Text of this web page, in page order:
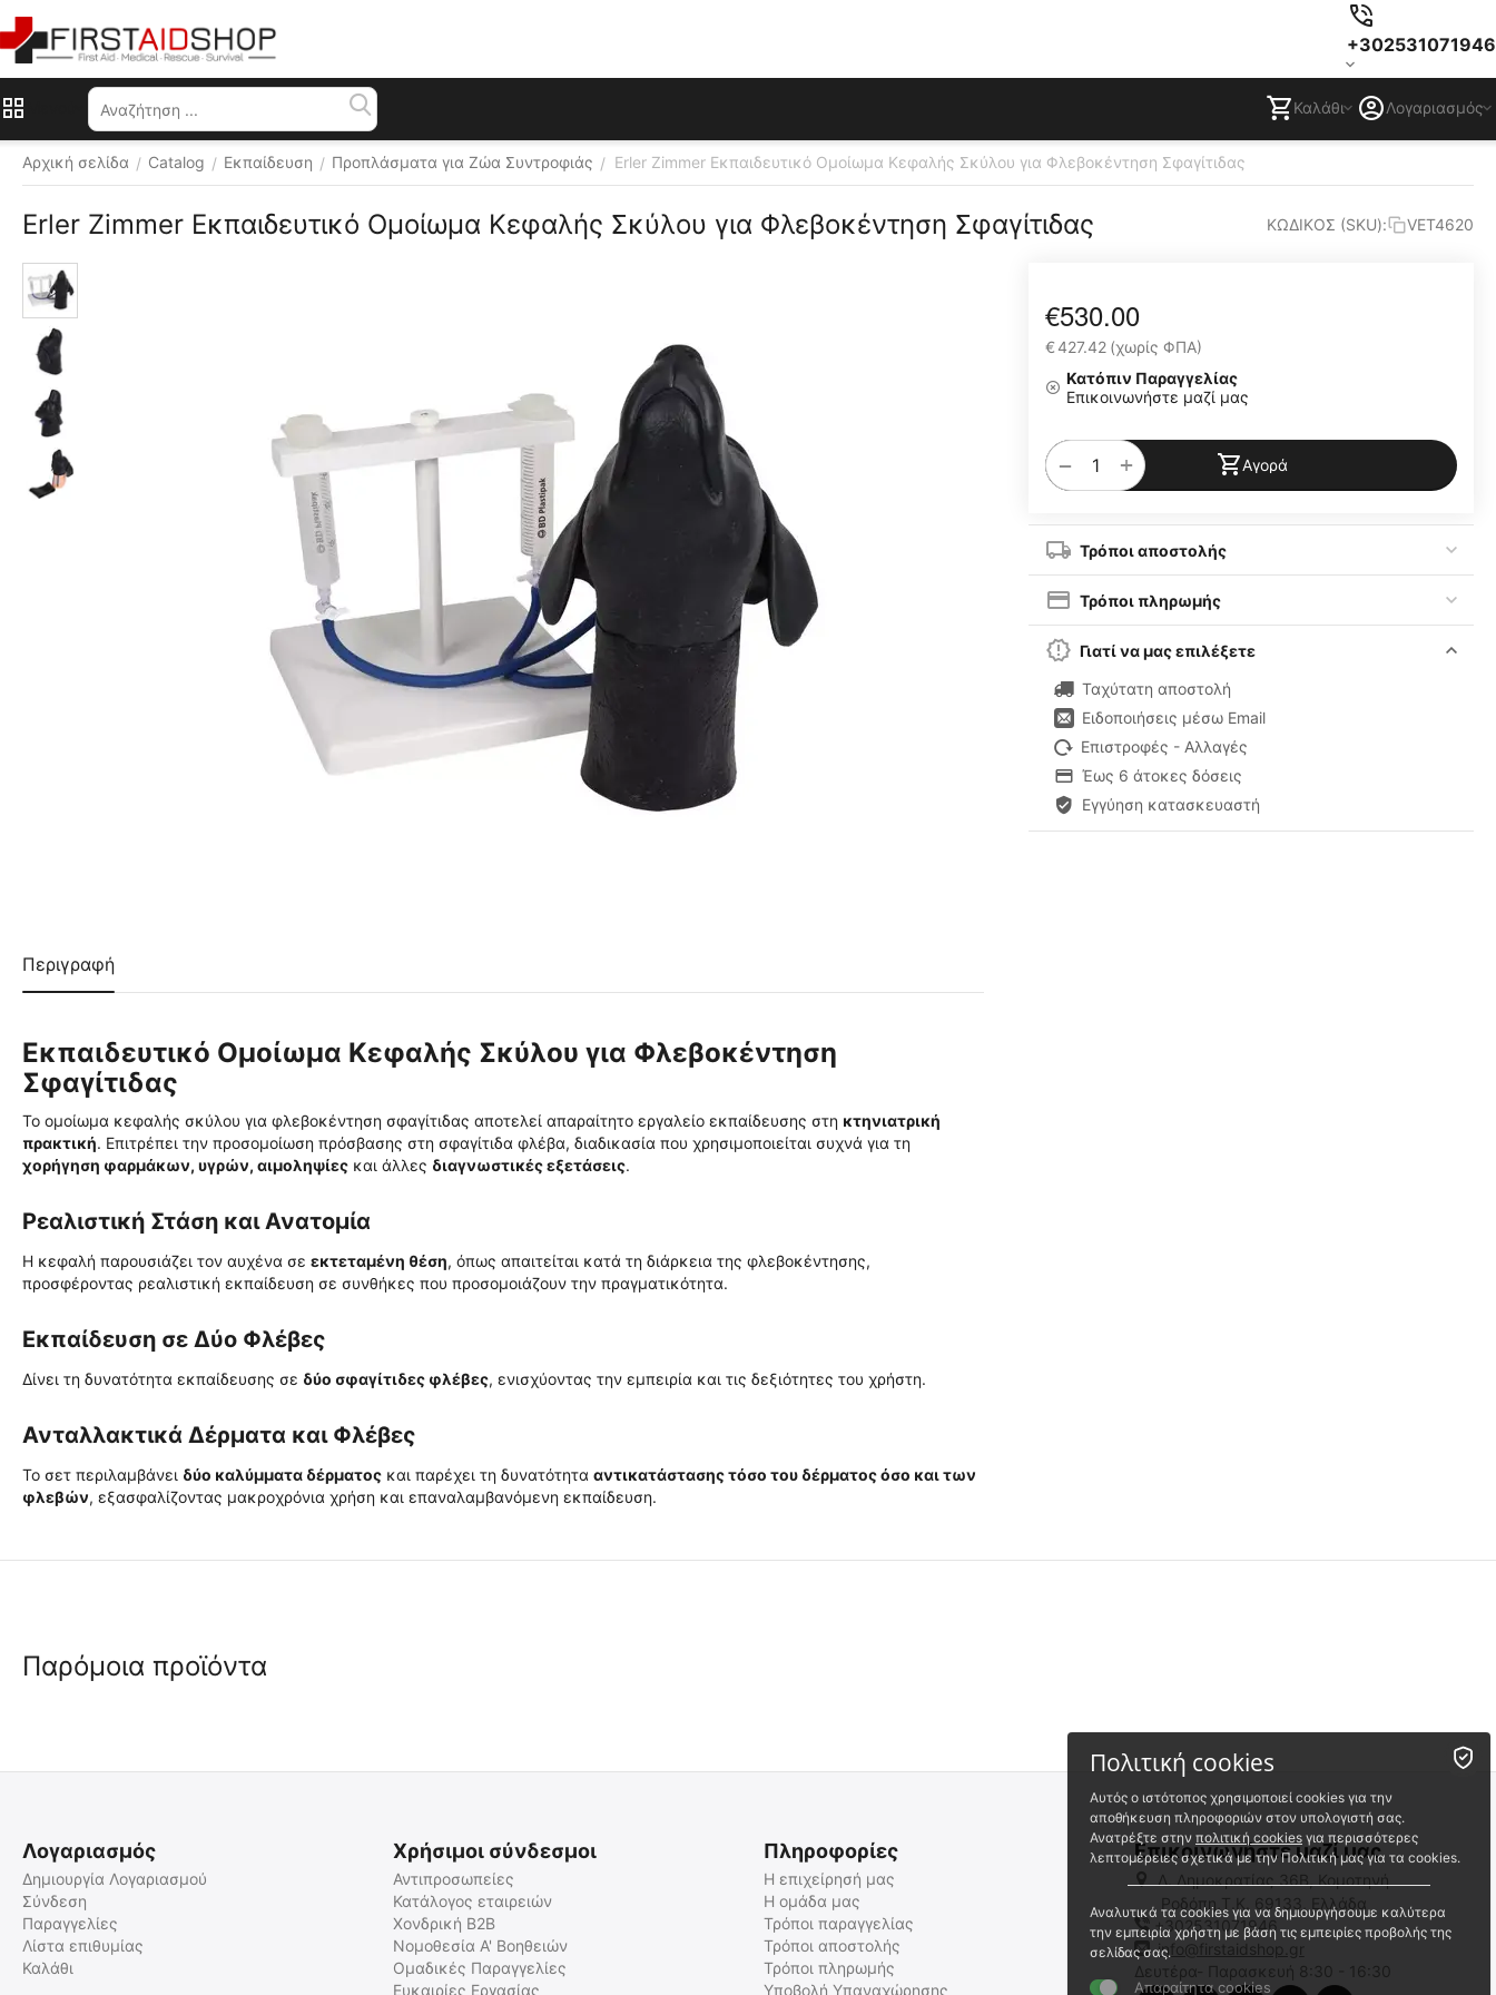
+302531071946
Καλάθι Λογαριασμός
Αρχική σελίδα / Catalog / Εκπαίδευση / Προπλάσματα για Ζώα Συντροφιάς / Erler Zimmer Εκπαιδευτικό Ομοίωμα Κεφαλής Σκύλου για Φλεβοκέντηση Σφαγίτιδας
Erler Zimmer Εκπαιδευτικό Ομοίωμα Κεφαλής Σκύλου για Φλεβοκέντηση Σφαγίτιδας ΚΩΔΙΚΟΣ (SKU): VET4620
⛟
Δωρεάν
αποστολή
€530.00
€427.42 (χωρίς ΦΠΑ)
Κατόπιν Παραγγελίας
Επικοινωνήστε μαζί μας
+
− Αγορά
Τρόποι αποστολής
Τρόποι πληρωμής
Γιατί να μας επιλέξετε
Ταχύτατη αποστολή
Ειδοποιήσεις μέσω Email
Επιστροφές - Αλλαγές
Έως 6 άτοκες δόσεις
Εγγύηση κατασκευαστή
Περιγραφή
Εκπαιδευτικό Ομοίωμα Κεφαλής Σκύλου για Φλεβοκέντηση
Σφαγίτιδας
Το ομοίωμα κεφαλής σκύλου για φλεβοκέντηση σφαγίτιδας αποτελεί απαραίτητο εργαλείο εκπαίδευσης στη κτηνιατρική
πρακτική. Επιτρέπει την προσομοίωση πρόσβασης στη σφαγίτιδα φλέβα, διαδικασία που χρησιμοποιείται συχνά για τη
χορήγηση φαρμάκων, υγρών, αιμοληψίες και άλλες διαγνωστικές εξετάσεις.
Ρεαλιστική Στάση και Ανατομία
Η κεφαλή παρουσιάζει τον αυχένα σε εκτεταμένη θέση, όπως απαιτείται κατά τη διάρκεια της φλεβοκέντησης,
προσφέροντας ρεαλιστική εκπαίδευση σε συνθήκες που προσομοιάζουν την πραγματικότητα.
Εκπαίδευση σε Δύο Φλέβες
Δίνει τη δυνατότητα εκπαίδευσης σε δύο σφαγίτιδες φλέβες, ενισχύοντας την εμπειρία και τις δεξιότητες του χρήστη.
Ανταλλακτικά Δέρματα και Φλέβες
Το σετ περιλαμβάνει δύο καλύμματα δέρματος και παρέχει τη δυνατότητα αντικατάστασης τόσο του δέρματος όσο και των
φλεβών, εξασφαλίζοντας μακροχρόνια χρήση και επαναλαμβανόμενη εκπαίδευση.
Παρόμοια προϊόντα
Λογαριασμός
Δημιουργία Λογαριασμού
Σύνδεση
Παραγγελίες
Λίστα επιθυμίας
Καλάθι
Χρήσιμοι σύνδεσμοι
Αντιπροσωπείες
Κατάλογος εταιρειών
Χονδρική B2B
Νομοθεσία Α' Βοηθειών
Ομαδικές Παραγγελίες
Ευκαιρίες Εργασίας
Πληροφορίες
Η επιχείρησή μας
Η ομάδα μας
Τρόποι παραγγελίας
Τρόποι αποστολής
Τρόποι πληρωμής
Υποβολή Υπαναχώρησης
Επικοινωνήστε μαζί μας
Λ. Δημοκρατίας 36Β, Κομοτηνή
Ροδόπη,Τ.Κ. 69133, Ελλάδα
+302531071946
info@firstaidshop.gr
Δευτέρα- Παρασκευή 8:30 - 16:30
Πολιτική cookies
Αυτός ο ιστότοπος χρησιμοποιεί cookies για την
αποθήκευση πληροφοριών στον υπολογιστή σας.
Ανατρέξτε στην πολιτική cookies για περισσότερες
λεπτομέρειες σχετικά με την Πολιτική μας για τα cookies.
Αναλυτικά τα cookies για να δημιουργήσουμε καλύτερα
την εμπειρία χρήστη με βάση τις εμπειρίες προβολής της
σελίδας σας.
Απαραίτητα cookies